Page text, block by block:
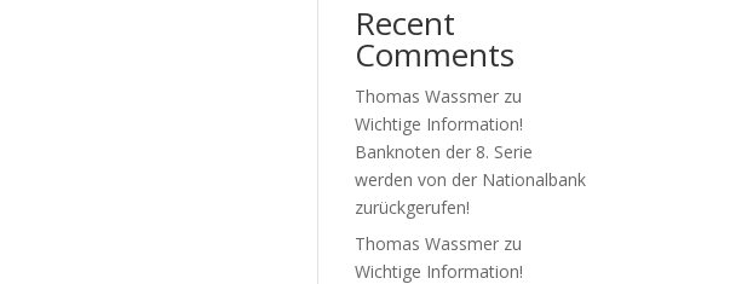
Recent
Comments
Thomas Wassmer zu
Wichtige Information!
Banknoten der 8. Serie
werden von der Nationalbank
zurückgerufen!
Thomas Wassmer zu
Wichtige Information!